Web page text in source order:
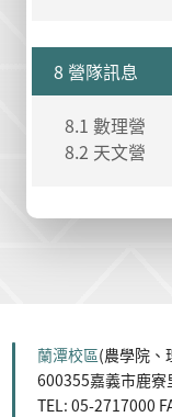
8 營隊訊息
8.1 數理營
8.2 天文營
蘭潭校區(農學院、
600355嘉義市鹿
TEL: 05-2717000